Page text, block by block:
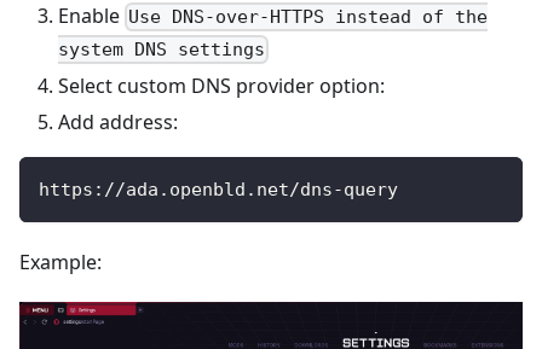
Enable Use DNS-over-HTTPS instead of the
system DNS settings
Select custom DNS provider option:
Add address:
https://ada.openbld.net/dns-query
Example: